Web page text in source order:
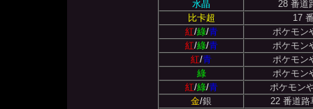
水晶
28 番道
比卡超
17
紅/綠/青
ポケモン
紅/綠/青
ポケモン
紅/青
ポケモン
綠
ポケモン
紅/綠/青
ポケモン
金/銀
22 番道路